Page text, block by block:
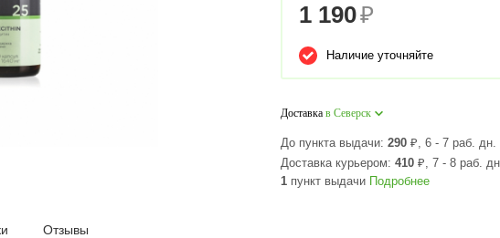
1 190₽
Наличие уточняйте
Доставка в Северск
До пункта выдачи: 290 ₽ , 6 - 7 раб. дн.
Доставка курьером: 410 ₽ , 7 - 8 раб. дн.
1 пункт выдачи Подробнее
Отзывы